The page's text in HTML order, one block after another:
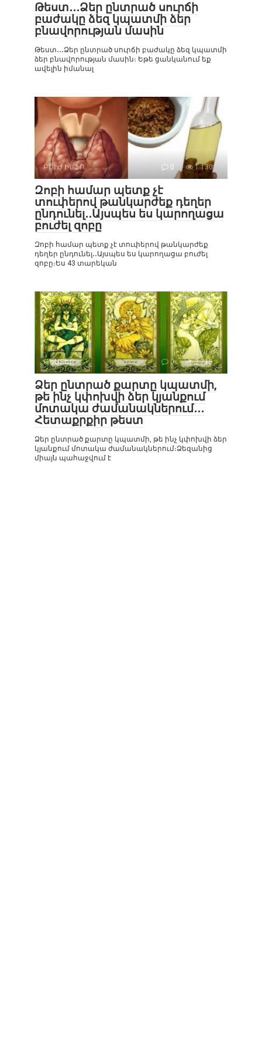
Թեստ․․․Ձեր ընտրած սուրճի
բաժակը ձեզ կպատմի ձեր
բնավորության մասին
Թեստ․․․Ձեր ընտրած սուրճի բաժակը ձեզ կպատմի
ձեր բնավորության մասին։ Եթե ցանկանում եք
ավելին իմանալ
ԲՈՒԺ ԻՆՖՈ 0 1 130
Զոբի համար պետք չէ
տուփերով թանկարժեք դեղեր
ընդունել․․Այսպես ես կարողացա
բուժել զոբը
Զոբի համար պետք չէ տուփերով թանկարժեք
դեղեր ընդունել․․Այսպես ես կարողացա բուժել
զոբը։Ես 43 տարեկան
ԹԵՍՏԵՐ 0 2 715
Ձեր ընտրած քարտը կպատմի,
թե ինչ կփոխվի ձեր կյանքում
մոտակա ժամանակներում․․․
Հետաքրքիր թեստ
Ձեր ընտրած քարտը կպատմի, թե ինչ կփոխվի ձեր
կյանքում մոտակա ժամանակներում։Ձեզանից
միայն պահաջվում է